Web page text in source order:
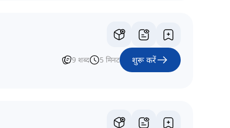
9 शब्द 5 मिनट शुरू करें